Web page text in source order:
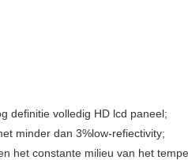
definitie volledig HD lcd paneel;
minder dan 3%low-refiectivity;
het constante milieu van het